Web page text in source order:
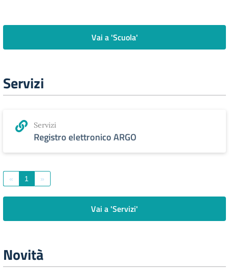
Vai a 'Scuola'
Servizi
Servizi
Registro elettronico ARGO
« 1 »
Vai a 'Servizi'
Novità